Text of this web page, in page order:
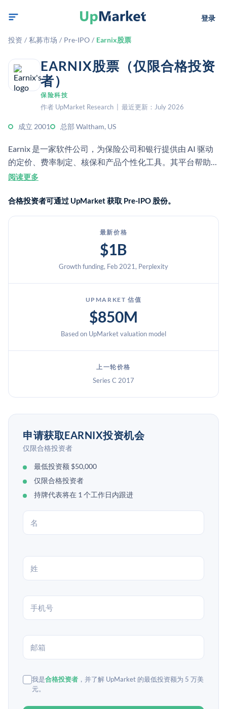
登录
投资 / 私募市场 / Pre-IPO / Earnix股票
EARNIX股票（仅限合格投资
者）
保险科技
作者 UpMarket Research | 最近更新：July 2026
成立 2001 总部 Waltham, US
Earnix 是一家软件公司，为保险公司和银行提供由 AI 驱动
的定价、费率制定、核保和产品个性化工具。其平台帮助金
融机构优化决策，并在整个保单生命周期中提升盈利能力。
阅读更多
合格投资者可通过 UpMarket 获取 Pre-IPO 股份。
最新价格
$1B
Growth funding, Feb 2021, Perplexity
UPMARKET 估值
$850M
Based on UpMarket valuation model
上一轮价格
Series C 2017
申请获取EARNIX投资机会
仅限合格投资者
最低投资额 $50,000
仅限合格投资者
持牌代表将在 1 个工作日内跟进
我是合格投资者 ，并了解 UpMarket 的最低投资额为 5 万美
元。